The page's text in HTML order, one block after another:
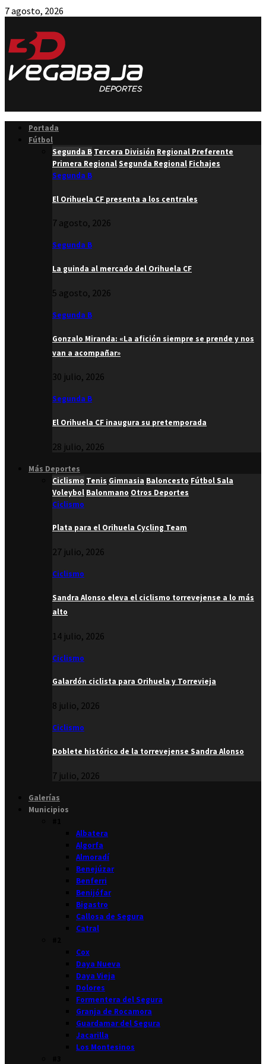
7 agosto, 2026
Portada
Fútbol
Segunda B Tercera División Regional Preferente
Primera RegionalSegunda Regional Fichajes
Segunda B
El Orihuela CF presenta a los centrales
7 agosto, 2026
Segunda B
La guinda al mercado del Orihuela CF
5 agosto, 2026
Segunda B
Gonzalo Miranda: «La afición siempre se prende y nos
van a acompañar»
30 julio, 2026
Segunda B
El Orihuela CF inaugura su pretemporada
28 julio, 2026
Más Deportes
Ciclismo Tenis Gimnasia Baloncesto Fútbol Sala
Voleybol Balonmano Otros Deportes
Ciclismo
Plata para el Orihuela Cycling Team
27 julio, 2026
Ciclismo
Sandra Alonso eleva el ciclismo torrevejense a lo más
alto
14 julio, 2026
Ciclismo
Galardón ciclista para Orihuela y Torrevieja
8 julio, 2026
Ciclismo
Doblete histórico de la torrevejense Sandra Alonso
7 julio, 2026
Galerías
Municipios
Albatera
Algorfa
Almoradí
Benejúzar
Benferri
Benijófar
Bigastro
Callosa de Segura
Catral
Cox
Daya Nueva
Daya Vieja
Dolores
Formentera del Segura
Granja de Rocamora
Guardamar del Segura
Jacarilla
Los Montesinos